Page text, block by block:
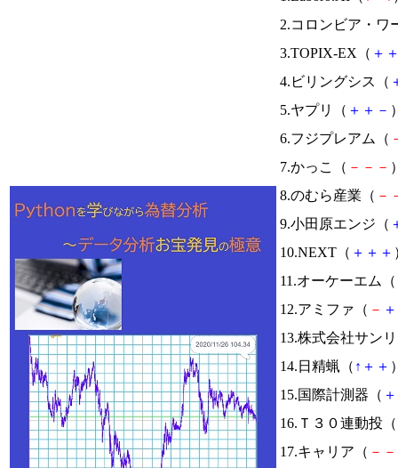
2.コロンビア・ワ
3.TOPIX-EX（ ＋
4.ビリングシス（
5.ヤプリ（ ＋ ＋ －
6.フジプレアム（
7.かっこ（ － － －
8.のむら産業（ －
9.小田原エンジ（
10.NEXT（ ＋ ＋ ＋
11.オーケーエム（
12.アミファ（ － ＋
13.株式会社サン
14.日精蝋（ ↑ ＋ ＋
15.国際計測器（ ＋
16.Ｔ３０連動投（
17.キャリア（ － －